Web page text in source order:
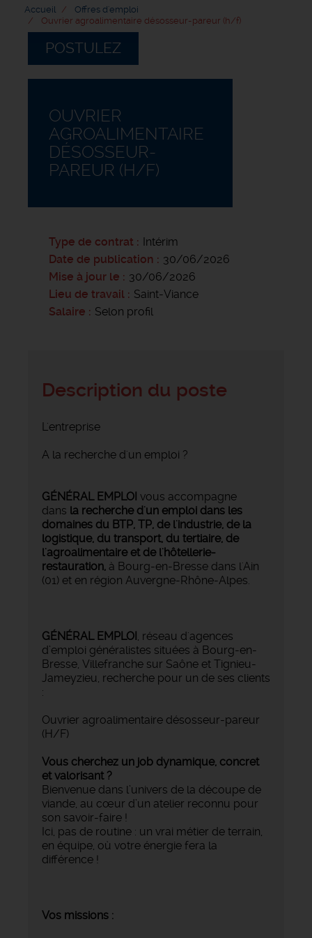
Accueil
Offres d'emploi
Ouvrier agroalimentaire désosseur-pareur (h/f)
POSTULEZ
OUVRIER
AGROALIMENTAIRE
DÉSOSSEUR-
PAREUR (H/F)
Type de contrat
Intérim
Date de publication
30/06/2026
Mise à jour le
30/06/2026
Lieu de travail
Saint-Viance
Salaire
Selon profil
Description du poste
L'entreprise
A la recherche d'un emploi ?
GÉNÉRAL EMPLOI vous accompagne
dans la recherche d'un emploi dans les
domaines du BTP, TP, de l'industrie, de la
logistique, du transport, du tertiaire, de
l'agroalimentaire et de l'hôtellerie-
restauration, à Bourg-en-Bresse dans l'Ain
(01) et en région Auvergne-Rhône-Alpes.
GÉNÉRAL EMPLOI , réseau d'agences
d’emploi généralistes situées à Bourg-en-
Bresse, Villefranche sur Saône et Tignieu-
Jameyzieu, recherche pour un de ses clients
:
Ouvrier agroalimentaire désosseur-pareur
(H/F)
Vous cherchez un job dynamique, concret
et valorisant ?
Bienvenue dans l’univers de la découpe de
viande, au cœur d’un atelier reconnu pour
son savoir-faire !
Ici, pas de routine : un vrai métier de terrain,
en équipe, où votre énergie fera la
différence !
Vos missions :